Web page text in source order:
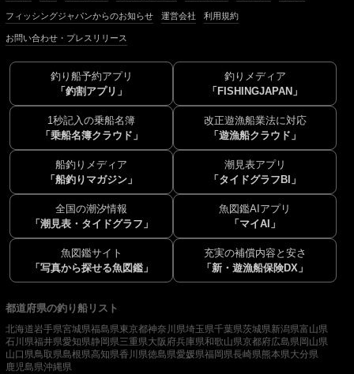
フィッシングジャパンからのお知らせ 運営会社 利用規約
お問い合わせ・プレスリリース
釣り船予約アプリ
「釣割アプリ」
釣りメディア
「FISHINGJAPAN」
1秒記入の乗船名簿
「乗船名簿クラウド」
改正遊漁船業法に対応
「遊漁船クラウド」
船釣りメディア
「船釣りマガジン」
潮見表アプリ
「タイドグラフBI」
全国の潮汐情報
「潮見表・タイドグラフ」
魚図鑑AIアプリ
「マイAI」
魚図鑑サイト
「写真から探せる魚図鑑」
充実の補償内容と安さ
「新・遊漁船保険DX」
都道府県の釣り船リスト
北海道岩手県宮城県福島県東京都神奈川県埼玉県千葉県茨城県新潟県富山県
石川県福井県愛知県静岡県三重県大阪府兵庫県和歌山県京都府広島県岡山県
山口県鳥取県島根県高知県香川県徳島県愛媛県福岡県長崎県熊本県大分県
鹿児島県沖縄県